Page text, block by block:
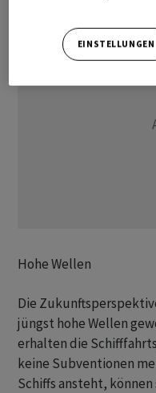
Hohe Wellen
Die
jüngst hohe Wellen
erhalten die
keine Subventionen
Schiffs ansteht,
EINSTELLUNGEN